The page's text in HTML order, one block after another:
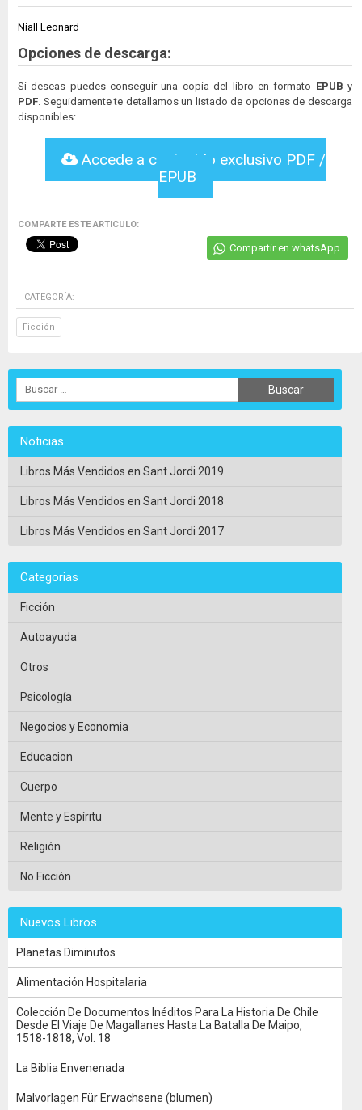
Niall Leonard
Opciones de descarga:
Si deseas puedes conseguir una copia del libro en formato EPUB y
PDF . Seguidamente te detallamos un listado de opciones de descarga
disponibles:
Accede a contenido exclusivo PDF /
EPUB
COMPARTE ESTE ARTICULO:
Compartir en whatsApp
CATEGORÍA:
Ficción
Noticias
Libros Más Vendidos en Sant Jordi 2019
Libros Más Vendidos en Sant Jordi 2018
Libros Más Vendidos en Sant Jordi 2017
Categorias
Ficción
Autoayuda
Otros
Psicología
Negocios y Economia
Educacion
Cuerpo
Mente y Espíritu
Religión
No Ficción
Nuevos Libros
Planetas Diminutos
Alimentación Hospitalaria
Colección De Documentos Inéditos Para La Historia De Chile
Desde El Viaje De Magallanes Hasta La Batalla De Maipo,
1518-1818, Vol. 18
La Biblia Envenenada
Malvorlagen Für Erwachsene (blumen)